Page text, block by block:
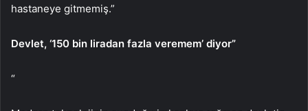
hastaneye gitmemiş.”
Devlet, ‘150 bin liradan fazla veremem’ diyor”
“